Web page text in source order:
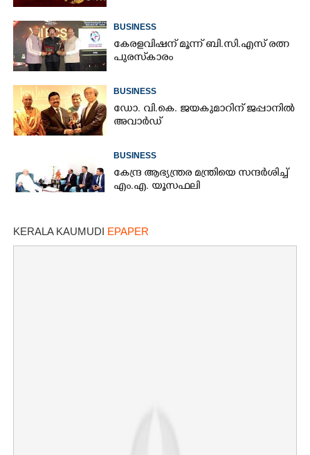
BUSINESS
കേരളവിഷന് മൂന്ന് ബി.സി.എസ് രത്ന
പുരസ്‌കാരം
BUSINESS
ഡോ. വി.കെ. ജയകുമാറിന് ജപ്പാനിൽ
അവാർഡ്
BUSINESS
കേന്ദ്ര ആഭ്യന്ത്രര മന്ത്രിയെ സന്ദർശിച്ച്
എം.എ. യൂസഫലി
KERALA KAUMUDI EPAPER